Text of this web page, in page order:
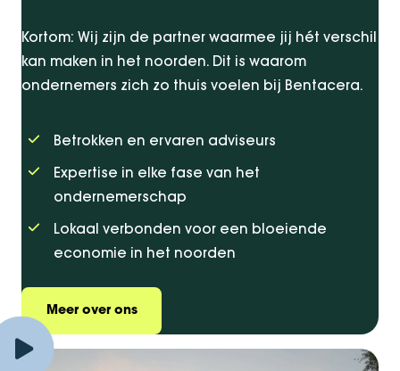
Kortom: Wij zijn de partner waarmee jij hét verschil
kan maken in het noorden. Dit is waarom
ondernemers zich zo thuis voelen bij Bentacera.
Betrokken en ervaren adviseurs
Expertise in elke fase van het
ondernemerschap
Lokaal verbonden voor een bloeiende
economie in het noorden
Meer over ons